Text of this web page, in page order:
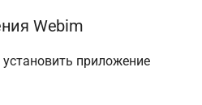
Webim
приложение